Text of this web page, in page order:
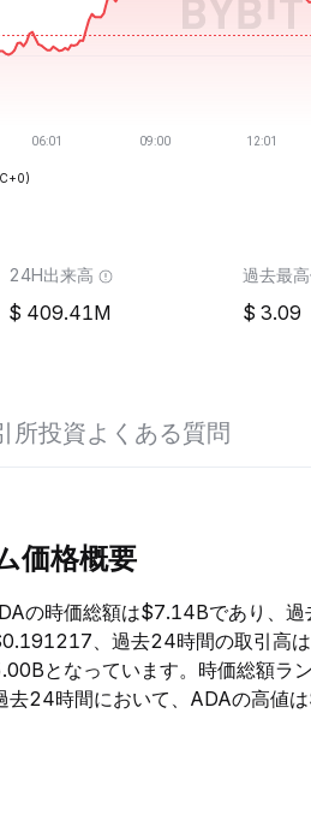
24H出来高
409.41M
過去最
3.09
所投資よくある質問
価格概要
の時価総額は$7.14Bであり、
、過去24時間の取引高
となっています。時価総額ラ
去24時間において、ADAの高値